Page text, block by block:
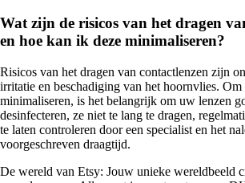
Wat zijn de risicos van het dragen
en hoe kan ik deze minimaliseren?
Risicos van het dragen van contactlenzen zijn
irritatie en beschadiging van het hoornvlies. Om
minimaliseren, is het belangrijk om uw lenzen
desinfecteren, ze niet te lang te dragen,
te laten controleren door een specialist en het
voorgeschreven draagtijd.
De wereld van Etsy: Jouw unieke wereldbeeld